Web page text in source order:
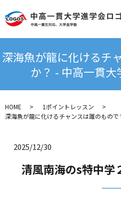
深海魚が龍に化けるチ
か？ - 中高一貫
HOME
1ポイントレッスン
深海魚が龍に化けるチャンスは誰のもの
2025/12/30
清風南海のs特中学